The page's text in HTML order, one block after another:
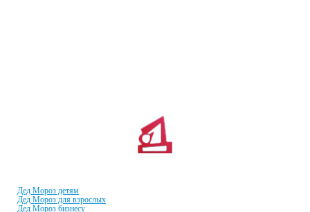
Дед Мороз детям
Дед Мороз для взрослых
Дед Мороз бизнесу